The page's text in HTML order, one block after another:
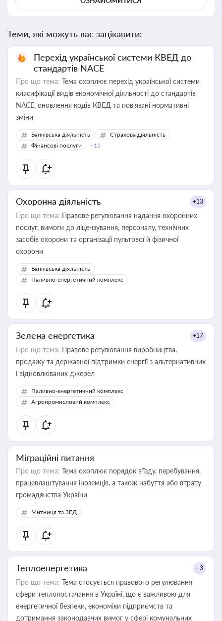
Теми, які можуть вас зацікавити:
Перехід української системи КВЕД до
стандартів NACE
Про що тема: Тема охоплює перехід української системи
класифікації видів економічної діяльності до стандартів
NACE, оновлення кодів КВЕД та пов'язані нормативні
зміни
Банківська діяльність
Страхова діяльність
Фінансові послуги
+13
Охоронна діяльність +13
Про що тема: Правове регулювання надання охоронних
послуг, вимоги до ліцензування, персоналу, технічних
засобів охорони та організації пультової й фізичної
охорони
Банківська діяльність
Паливно-енергетичний комплекс
Зелена енергетика +17
Про що тема: Правове регулювання виробництва,
продажу та державної підтримки енергії з альтернативних
і відновлюваних джерел
Паливно-енергетичний комплекс
Агропромисловий комплекс
Міграційні питання
Про що тема: Тема охоплює порядок в’їзду, перебування,
працевлаштування іноземців, а також набуття або втрату
громадянства України
Митниця та ЗЕД
Теплоенергетика +3
Про що тема: Тема стосується правового регулювання
сфери теплопостачання в Україні, що є важливою для
енергетичної безпеки, економіки підприємств та
дотримання законодавчих вимог у сфері комунальних